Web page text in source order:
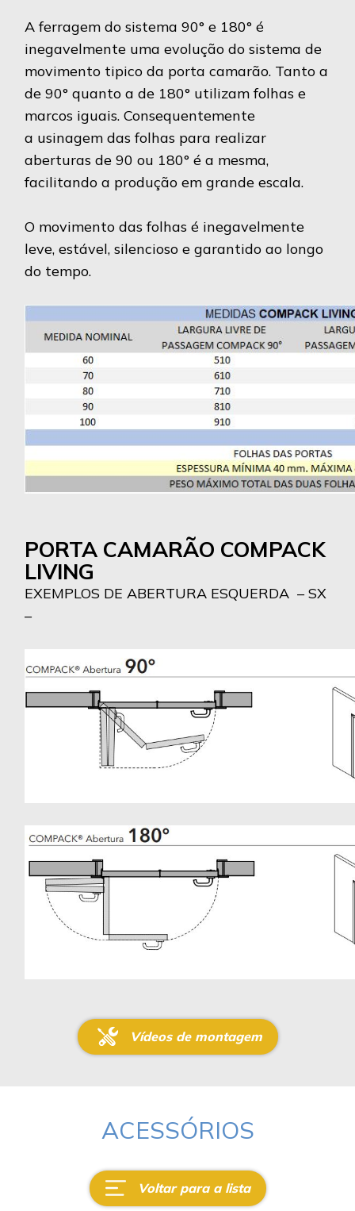
A ferragem do sistema 90° e 180° é
inegavelmente uma evolução do sistema de
movimento tipico da porta camarão. Tanto a
de 90° quanto a de 180° utilizam folhas e
marcos iguais. Consequentemente
a usinagem das folhas para realizar
aberturas de 90 ou 180° é a mesma,
facilitando a produção em grande escala.
O movimento das folhas é inegavelmente
leve, estável, silencioso e garantido ao longo
do tempo.
PORTA CAMARÃO COMPACK
LIVING
EXEMPLOS DE ABERTURA ESQUERDA – SX
–
Vídeos de montagem
ACESSÓRIOS
Voltar para a lista